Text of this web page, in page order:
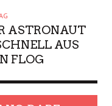
ASTRONAUT
AUS
FLOG